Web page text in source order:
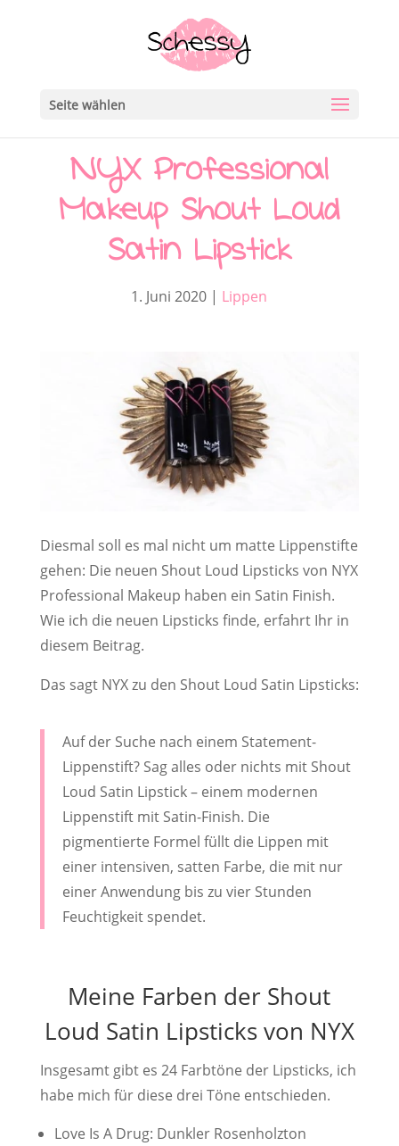
Seite wählen
NYX Professional
Makeup Shout Loud
Satin Lipstick
1. Juni 2020 | Lippen
Diesmal soll es mal nicht um matte Lippenstifte
gehen: Die neuen Shout Loud Lipsticks von NYX
Professional Makeup haben ein Satin Finish.
Wie ich die neuen Lipsticks finde, erfahrt Ihr in
diesem Beitrag.
Das sagt NYX zu den Shout Loud Satin Lipsticks:
Auf der Suche nach einem Statement-
Lippenstift? Sag alles oder nichts mit Shout
Loud Satin Lipstick – einem modernen
Lippenstift mit Satin-Finish. Die
pigmentierte Formel füllt die Lippen mit
einer intensiven, satten Farbe, die mit nur
einer Anwendung bis zu vier Stunden
Feuchtigkeit spendet.
Meine Farben der Shout
Loud Satin Lipsticks von NYX
Insgesamt gibt es 24 Farbtöne der Lipsticks, ich
habe mich für diese drei Töne entschieden.
Love Is A Drug: Dunkler Rosenholzton